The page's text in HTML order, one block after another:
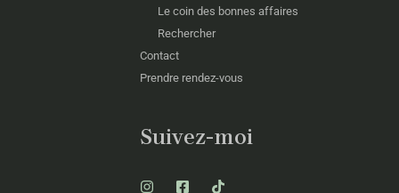
Le coin des bonnes affaires
Rechercher
Contact
Prendre rendez-vous
Suivez-moi